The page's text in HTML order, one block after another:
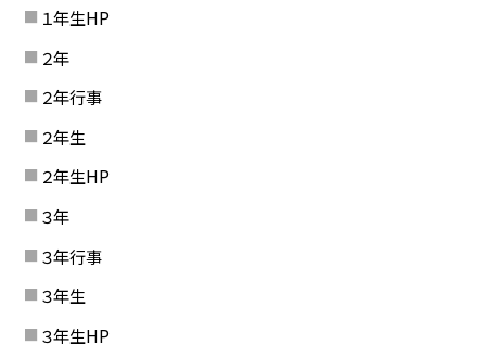
１年生HP
２年
２年行事
２年生
２年生HP
３年
３年行事
３年生
３年生HP